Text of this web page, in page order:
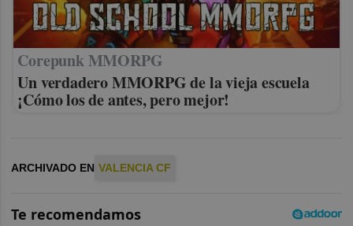
Corepunk MMORPG
Un verdadero MMORPG de la vieja escuela
¡Cómo los de antes, pero mejor!
ARCHIVADO EN VALENCIA CF